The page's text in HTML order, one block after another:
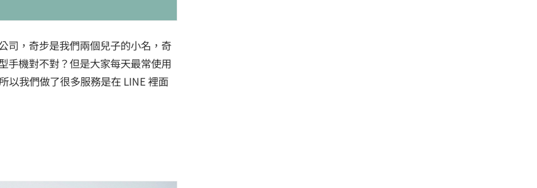
司，奇步是我們兩個兒子的小名，奇
手機對不對？但是大家每天最常使用
以我們做了很多服務是在 LINE 裡面